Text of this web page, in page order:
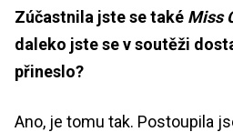
Zúčastnila jste se také Miss
daleko jste se v soutěži
přineslo?
Ano, je tomu tak. Postoupila